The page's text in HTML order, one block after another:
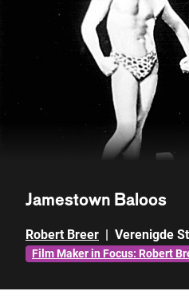
Jamestown Baloos
Robert Breer | Verenigde
Film Maker in Focus: Robert